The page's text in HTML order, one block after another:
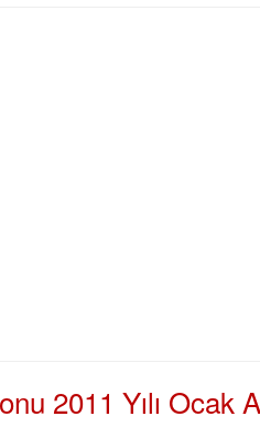
2011 Yılı Ocak